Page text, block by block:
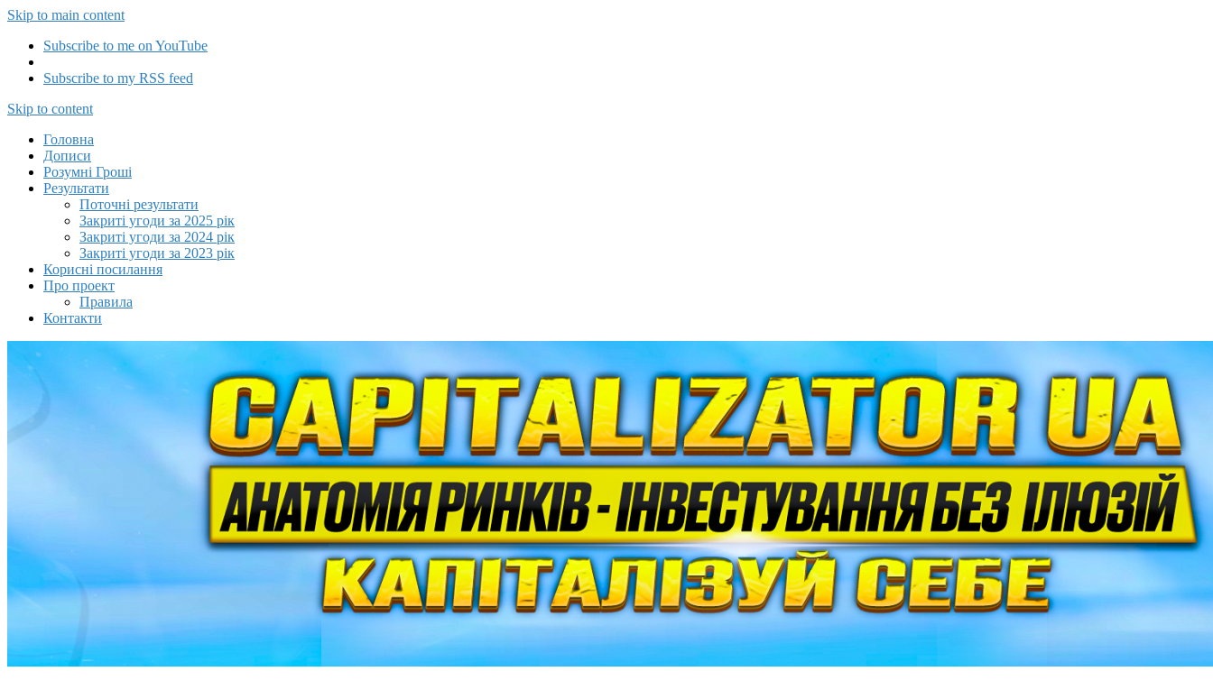
Skip to main content
Subscribe to me on YouTube
Subscribe to my RSS feed
Capitalizator UA
Skip to content
Головна
Дописи
Розумні Гроші
Результати
Поточні результати
Закриті угоди за 2025 рік
Закриті угоди за 2024 рік
Закриті угоди за 2023 рік
Корисні посилання
Про проект
Правила
Контакти